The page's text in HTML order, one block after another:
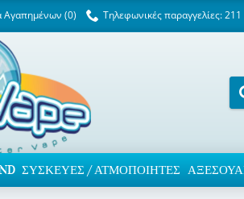
Αγαπημένων (0) Τηλεφωνικές παραγγελίες:
ΣΥΣΚΕΥΈΣ / ΑΤΜΟΠΟΙΗΤΈΣ